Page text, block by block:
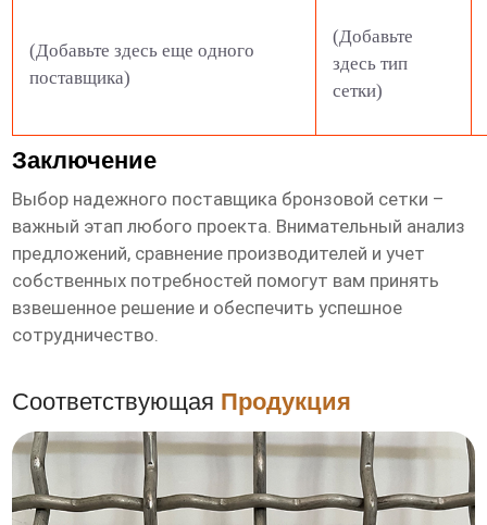
(Добавьте здесь еще одного
поставщика)
(Добавьте
здесь тип
сетки)
Заключение
Выбор надежного поставщика бронзовой сетки –
важный этап любого проекта. Внимательный анализ
предложений, сравнение производителей и учет
собственных потребностей помогут вам принять
взвешенное решение и обеспечить успешное
сотрудничество.
Соответствующая Продукция